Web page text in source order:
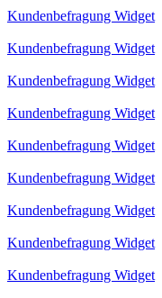
Kundenbefragung Widget
Kundenbefragung Widget
Kundenbefragung Widget
Kundenbefragung Widget
Kundenbefragung Widget
Kundenbefragung Widget
Kundenbefragung Widget
Kundenbefragung Widget
Kundenbefragung Widget